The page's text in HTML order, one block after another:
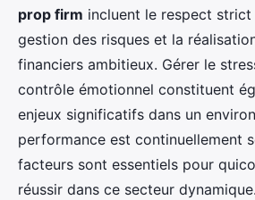
prop firm incluent le respect
gestion des risques et la
financiers ambitieux. Gérer le
contrôle émotionnel constituent
enjeux significatifs dans un
performance est continuellement
facteurs sont essentiels pour
réussir dans ce secteur dynamique.